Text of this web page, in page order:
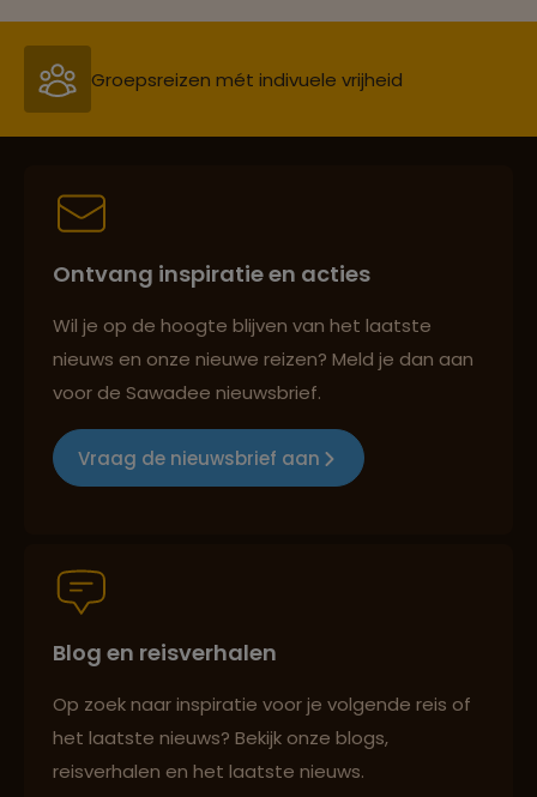
Best beoordeelde reisroutes
Reizen met oog voor mens, cultuur en milieu
Groepsreizen mét indivuele vrijheid
Persoonlijk en deskundig reisadvies
Best beoordeelde reisroutes
Ontvang inspiratie en acties
Wil je op de hoogte blijven van het laatste
nieuws en onze nieuwe reizen? Meld je dan aan
voor de Sawadee nieuwsbrief.
Vraag de nieuwsbrief aan
Blog en reisverhalen
Op zoek naar inspiratie voor je volgende reis of
het laatste nieuws? Bekijk onze blogs,
reisverhalen en het laatste nieuws.